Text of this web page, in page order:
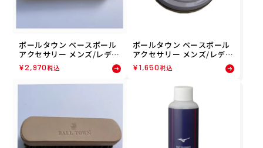
ボールタウン ベースボール
アクセサリー メンズ/レディ
ース ピッグブラシ 2200000
17452 21SP PIG-BRUSH
¥2,970税込
ボールタウン ベースボール
アクセサリー メンズ/レディ
ース アウトサイドワックス
220000017451 21SP OUTSI
¥1,650税込